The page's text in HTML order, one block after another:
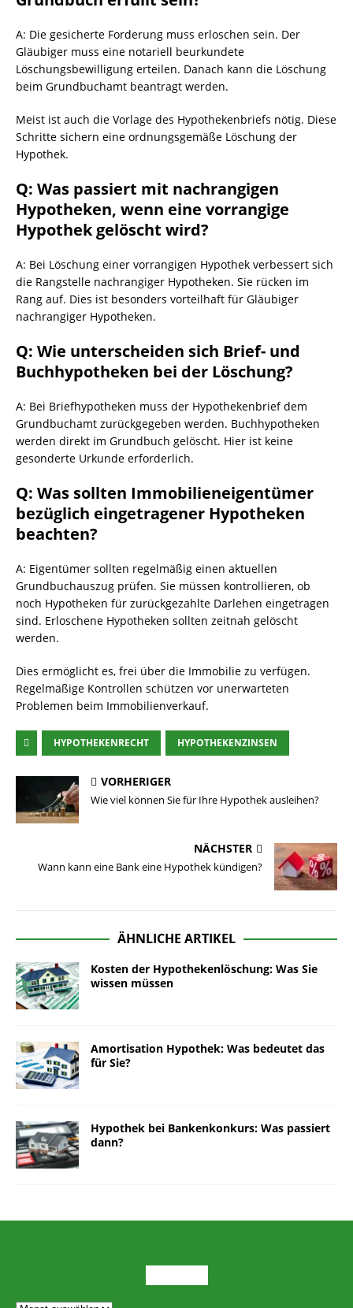
A: Die gesicherte Forderung muss erloschen sein. Der
Gläubiger muss eine notariell beurkundete
Löschungsbewilligung erteilen. Danach kann die Löschung
beim Grundbuchamt beantragt werden.
Meist ist auch die Vorlage des Hypothekenbriefs nötig. Diese
Schritte sichern eine ordnungsgemäße Löschung der
Hypothek.
Q: Was passiert mit nachrangigen
Hypotheken, wenn eine vorrangige
Hypothek gelöscht wird?
A: Bei Löschung einer vorrangigen Hypothek verbessert sich
die Rangstelle nachrangiger Hypotheken. Sie rücken im
Rang auf. Dies ist besonders vorteilhaft für Gläubiger
nachrangiger Hypotheken.
Q: Wie unterscheiden sich Brief- und
Buchhypotheken bei der Löschung?
A: Bei Briefhypotheken muss der Hypothekenbrief dem
Grundbuchamt zurückgegeben werden. Buchhypotheken
werden direkt im Grundbuch gelöscht. Hier ist keine
gesonderte Urkunde erforderlich.
Q: Was sollten Immobilieneigentümer
bezüglich eingetragener Hypotheken
beachten?
A: Eigentümer sollten regelmäßig einen aktuellen
Grundbuchauszug prüfen. Sie müssen kontrollieren, ob
noch Hypotheken für zurückgezahlte Darlehen eingetragen
sind. Erloschene Hypotheken sollten zeitnah gelöscht
werden.
Dies ermöglicht es, frei über die Immobilie zu verfügen.
Regelmäßige Kontrollen schützen vor unerwarteten
Problemen beim Immobilienverkauf.
HYPOTHEKENRECHT HYPOTHEKENZINSEN
VORHERIGER
Wie viel können Sie für Ihre Hypothek ausleihen?
NÄCHSTER
Wann kann eine Bank eine Hypothek kündigen?
ÄHNLICHE ARTIKEL
Kosten der Hypothekenlöschung: Was Sie
wissen müssen
Amortisation Hypothek: Was bedeutet das
für Sie?
Hypothek bei Bankenkonkurs: Was passiert
dann?